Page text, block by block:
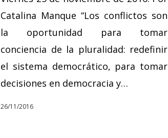
Catalina Manque “Los conflictos son
la oportunidad para tomar
conciencia de la pluralidad: redefinir
el sistema democrático, para tomar
decisiones en democracia y…
26/11/2016